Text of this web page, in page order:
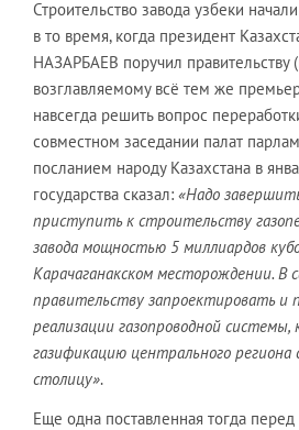
Строительство завода узбеки
в то время, когда президент
НАЗАРБАЕВ поручил правительству
возглавляемому всё тем же
навсегда решить вопрос
совместном заседании палат
посланием народу Казахстана в
государства сказал: «Надо
приступить к строительству
завода мощностью 5 миллиардов
Карачаганакском месторождении. В
правительству запроектировать и
реализации газопроводной
газификацию центрального региона
столицу».
Еще одна поставленная тогда перед